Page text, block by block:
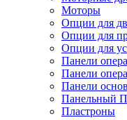
Моторы
Опции для
Опции для
Опции для
Панели
Панели
Панели
Панельный
Пластроны